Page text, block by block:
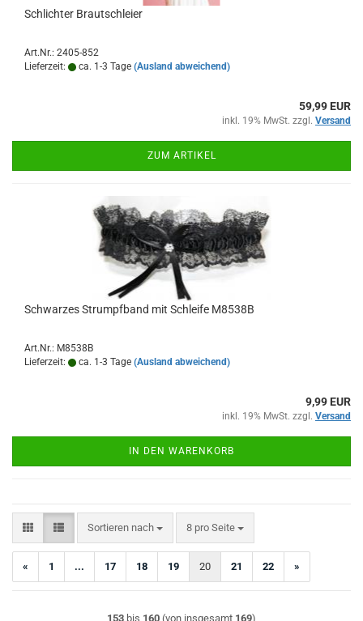
Schlichter Brautschleier
Art.Nr.: 2405-852
Lieferzeit:
ca. 1-3 Tage (Ausland abweichend)
59,99 EUR
inkl. 19% MwSt. zzgl. Versand
ZUM ARTIKEL
Schwarzes Strumpfband mit Schleife M8538B
Art.Nr.: M8538B
Lieferzeit:
ca. 1-3 Tage (Ausland abweichend)
9,99 EUR
inkl. 19% MwSt. zzgl. Versand
IN DEN WARENKORB
Sortieren nach
Sortieren nach 8 pro Seite
pro Seite
« 1 ... 17 18 19 20 21 22 »
153 bis 160 (von insgesamt 169)